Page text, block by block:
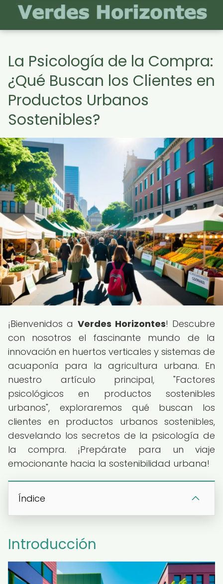
La Psicología de la Compra:
¿Qué Buscan los Clientes en
Productos Urbanos
Sostenibles?
¡Bienvenidos a Verdes Horizontes! Descubre
con nosotros el fascinante mundo de la
innovación en huertos verticales y sistemas de
acuaponía para la agricultura urbana. En
nuestro artículo principal, "Factores
psicológicos en productos sostenibles
urbanos", exploraremos qué buscan los
clientes en productos urbanos sostenibles,
desvelando los secretos de la psicología de
la compra. ¡Prepárate para un viaje
emocionante hacia la sostenibilidad urbana!
Índice
Introducción